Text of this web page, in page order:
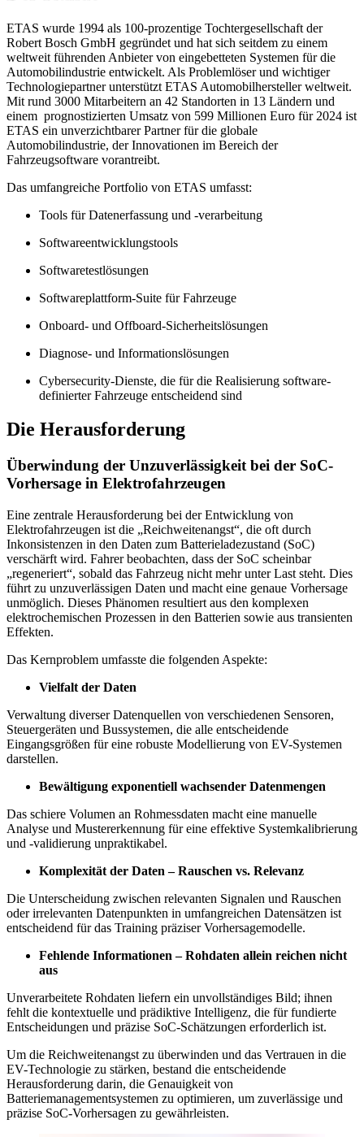
ETAS wurde 1994 als 100-prozentige Tochtergesellschaft der
Robert Bosch GmbH gegründet und hat sich seitdem zu einem
weltweit führenden Anbieter von eingebetteten Systemen für die
Automobilindustrie entwickelt. Als Problemlöser und wichtiger
Technologiepartner unterstützt ETAS Automobilhersteller weltweit.
Mit rund 3000 Mitarbeitern an 42 Standorten in 13 Ländern und
einem prognostizierten Umsatz von 599 Millionen Euro für 2024 ist
ETAS ein unverzichtbarer Partner für die globale
Automobilindustrie, der Innovationen im Bereich der
Fahrzeugsoftware vorantreibt.
Das umfangreiche Portfolio von ETAS umfasst:
Tools für Datenerfassung und -verarbeitung
Softwareentwicklungstools
Softwaretestlösungen
Softwareplattform-Suite für Fahrzeuge
Onboard- und Offboard-Sicherheitslösungen
Diagnose- und Informationslösungen
Cybersecurity-Dienste, die für die Realisierung software-
definierter Fahrzeuge entscheidend sind
Die Herausforderung
Überwindung der Unzuverlässigkeit bei der SoC-
Vorhersage in Elektrofahrzeugen
Eine zentrale Herausforderung bei der Entwicklung von
Elektrofahrzeugen ist die „Reichweitenangst“, die oft durch
Inkonsistenzen in den Daten zum Batterieladezustand (SoC)
verschärft wird. Fahrer beobachten, dass der SoC scheinbar
„regeneriert“, sobald das Fahrzeug nicht mehr unter Last steht. Dies
führt zu unzuverlässigen Daten und macht eine genaue Vorhersage
unmöglich. Dieses Phänomen resultiert aus den komplexen
elektrochemischen Prozessen in den Batterien sowie aus transienten
Effekten.
Das Kernproblem umfasste die folgenden Aspekte:
Vielfalt der Daten
Verwaltung diverser Datenquellen von verschiedenen Sensoren,
Steuergeräten und Bussystemen, die alle entscheidende
Eingangsgrößen für eine robuste Modellierung von EV-Systemen
darstellen.
Bewältigung exponentiell wachsender Datenmengen
Das schiere Volumen an Rohmessdaten macht eine manuelle
Analyse und Mustererkennung für eine effektive Systemkalibrierung
und -validierung unpraktikabel.
Komplexität der Daten – Rauschen vs. Relevanz
Die Unterscheidung zwischen relevanten Signalen und Rauschen
oder irrelevanten Datenpunkten in umfangreichen Datensätzen ist
entscheidend für das Training präziser Vorhersagemodelle.
Fehlende Informationen – Rohdaten allein reichen nicht
aus
Unverarbeitete Rohdaten liefern ein unvollständiges Bild; ihnen
fehlt die kontextuelle und prädiktive Intelligenz, die für fundierte
Entscheidungen und präzise SoC-Schätzungen erforderlich ist.
Um die Reichweitenangst zu überwinden und das Vertrauen in die
EV-Technologie zu stärken, bestand die entscheidende
Herausforderung darin, die Genauigkeit von
Batteriemanagementsystemen zu optimieren, um zuverlässige und
präzise SoC-Vorhersagen zu gewährleisten.